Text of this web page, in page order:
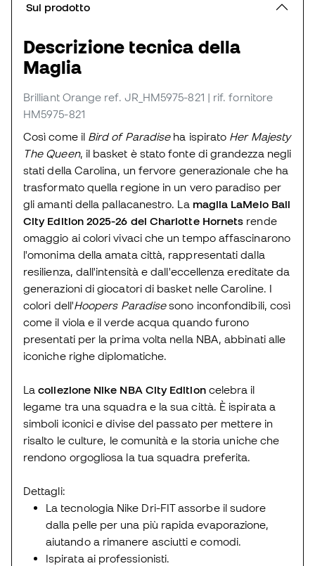
Sul prodotto
Descrizione tecnica della
Maglia
Brilliant Orange ref. JR_HM5975-821 | rif. fornitore
HM5975-821
Così come il Bird of Paradiseha ispirato Her Majesty
The Queen, il basket è stato fonte di grandezza negli
stati della Carolina, un fervore generazionale che ha
trasformato quella regione in un vero paradiso per
gli amanti della pallacanestro. La maglia LaMelo Ball
City Edition 2025-26 dei Charlotte Hornets rende
omaggio ai colori vivaci che un tempo affascinarono
l'omonima della amata città, rappresentati dalla
resilienza, dall'intensità e dall'eccellenza ereditate da
generazioni di giocatori di basket nelle Caroline. I
colori dell'Hoopers Paradisesono inconfondibili, così
come il viola e il verde acqua quando furono
presentati per la prima volta nella NBA, abbinati alle
iconiche righe diplomatiche.
Lacollezione Nike NBA City Editioncelebra il
legame tra una squadra e la sua città. È ispirata a
simboli iconici e divise del passato per mettere in
risalto le culture, le comunità e la storia uniche che
rendono orgogliosa la tua squadra preferita.
Dettagli:
La tecnologia Nike Dri-FIT assorbe il sudore
dalla pelle per una più rapida evaporazione,
aiutando a rimanere asciutti e comodi.
Ispirata ai professionisti.